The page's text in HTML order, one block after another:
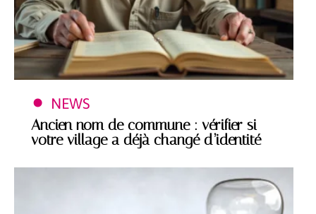
NEWS
Ancien nom de commune : vérifier si
votre village a déjà changé d’identité